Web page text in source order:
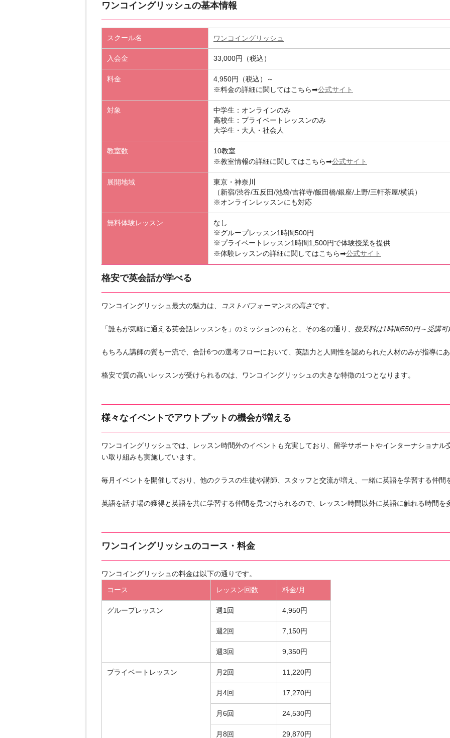
ワンコイングリッシュの基本情報
スクール名 ワンコイングリッシュ
入会金 33,000円（税込）
料金
4,950円（税込）～
※料金の詳細に関してはこちら➡公式サイト
対象
中学生：オンラインのみ
高校生：プライベートレッスンのみ
大学生・大人・社会人
教室数
10教室
※教室情報の詳細に関してはこちら➡公式サイト
展開地域
東京・神奈川
（新宿/渋谷/五反田/池袋/吉祥寺/飯田橋/銀座/上野/三軒茶屋/横浜）
※オンラインレッスンにも対応
無料体験レッスン
なし
※グループレッスン1時間500円
※プライベートレッスン1時間1,500円で体験授業を提供
※体験レッスンの詳細に関してはこちら➡公式サイト
格安で英会話が学べる
ワンコイングリッシュ最大の魅力は、 コストパフォーマンスの高さです。
「誰もが気軽に通える英会話レッスンを」のミッションのもと、その名の通り、 授業料は1時間550円～受講可
もちろん講師の質も一流で、合計6つの選考フローにおいて、英語力と人間性を認められた人材のみが指導にあ
格安で質の高いレッスンが受けられるのは、ワンコイングリッシュの大きな特徴の1つとなります。
様々なイベントでアウトプットの機会が増える
ワンコイングリッシュでは、レッスン時間外のイベントも充実しており、留学サポートやインターナショナ
い取り組みも実施しています。
毎月イベントを開催しており、他のクラスの生徒や講師、スタッフと交流が増え、一緒に英語を学習する仲間
英語を話す場の獲得と英語を共に学習する仲間を見つけられるので、レッスン時間以外に英語に触れる時間を
ワンコイングリッシュのコース・料金
ワンコイングリッシュの料金は以下の通りです。
コース レッスン回数 料金/月
グループレッスン 週1回 4,950円
週2回 7,150円
週3回 9,350円
プライベートレッスン 月2回 11,220円
月4回 17,270円
月6回 24,530円
月8回 29,870円